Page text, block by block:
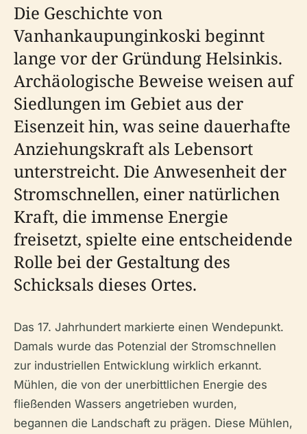
Die Geschichte von
Vanhankaupunginkoski beginnt
lange vor der Gründung Helsinkis.
Archäologische Beweise weisen auf
Siedlungen im Gebiet aus der
Eisenzeit hin, was seine dauerhafte
Anziehungskraft als Lebensort
unterstreicht. Die Anwesenheit der
Stromschnellen, einer natürlichen
Kraft, die immense Energie
freisetzt, spielte eine entscheidende
Rolle bei der Gestaltung des
Schicksals dieses Ortes.
Das 17. Jahrhundert markierte einen Wendepunkt.
Damals wurde das Potenzial der Stromschnellen
zur industriellen Entwicklung wirklich erkannt.
Mühlen, die von der unerbittlichen Energie des
fließenden Wassers angetrieben wurden,
begannen die Landschaft zu prägen. Diese Mühlen,